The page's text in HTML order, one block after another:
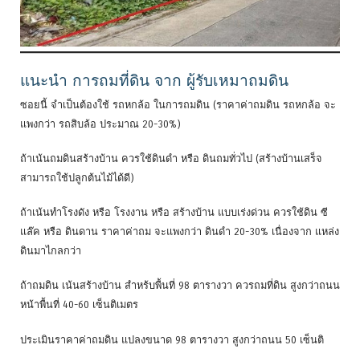
แนะนำ การถมที่ดิน จาก ผู้รับเหมาถมดิน
ซอยนี้ จำเป็นต้องใช้ รถหกล้อ ในการถมดิน (ราคาค่าถมดิน รถหกล้อ จะ
แพงกว่า รถสิบล้อ ประมาณ 20-30%)
ถ้าเน้นถมดินสร้างบ้าน ควรใช้ดินดำ หรือ ดินถมทั่วไป (สร้างบ้านเสร็จ
สามารถใช้ปลูกต้นไม้ได้ดี)
ถ้าเน้นทำโรงดัง หรือ โรงงาน หรือ สร้างบ้าน แบบเร่งด่วน ควรใช้ดิน ซี
แล๊ค หรือ ดินดาน ราคาค่าถม จะแพงกว่า ดินดำ 20-30% เนื่องจาก แหล่ง
ดินมาไกลกว่า
ถ้าถมดิน เน้นสร้างบ้าน สำหร้บพื้นที่ 98 ตารางวา ควรถมที่ดิน สูงกว่าถนน
หน้าพื้นที่ 40-60 เซ็นติเมตร
ประเมินราคาค่าถมดิน แปลงขนาด 98 ตารางวา สูงกว่าถนน 50 เซ็นติ